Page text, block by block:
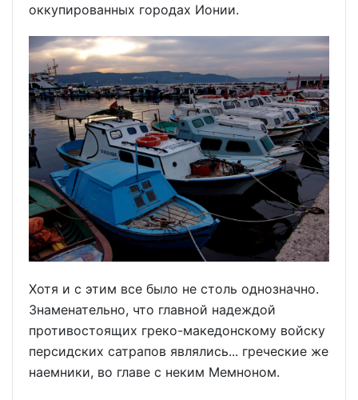
оккупированных городах Ионии.
Хотя и с этим все было не столь однозначно.
Знаменательно, что главной надеждой
противостоящих греко-македонскому войску
персидских сатрапов являлись... греческие же
наемники, во главе с неким Мемноном.